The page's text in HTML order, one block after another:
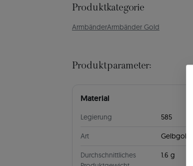
Produktkategorie
ArmbänderArmbänder Gold
Produktparameter:
Material
Legierung 585
Art Gelbgold
Durchschnittliches
1.6 g